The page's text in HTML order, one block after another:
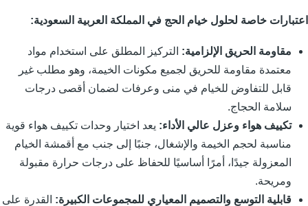
خاصة لحلول خيام الحج في المملكة العربية السعودية:
مقاومة الحريق الإلزامية:التركيز المطلق على استخدام مواد
معتمدة مقاومة للحريق لجميع مكونات الخيمة، وهو مطلب غير
قابل للتفاوض للخيام في منى وعرفات لضمان أقصى درجات
سلامة الحجاج.
تكييف هواء وعزل عالي الأداء:يعد اختيار وحدات تكييف هواء قوية
مناسبة لحجم الخيمة والإشغال، جنبًا إلى جنب مع أقمشة الخيام
المعزولة جيدًا، أمرًا أساسيًا للحفاظ على درجات حرارة مقبولة
ومريحة.
قابلية التوسع والتصميم المعياري للمجموعات الكبيرة:القدرة على